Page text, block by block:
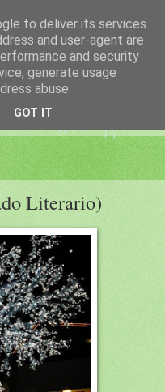
Literario)
to deliver its services
and user-agent are
and security
generate usage
abuse.
GOT IT